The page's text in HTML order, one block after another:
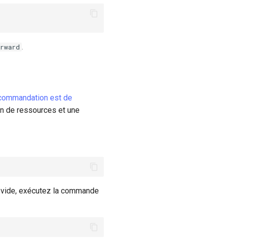
.
est de
de ressources et une
exécutez la commande